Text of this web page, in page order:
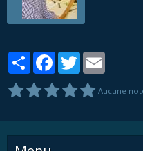
PartagerFacebook
Twitter
Aucune